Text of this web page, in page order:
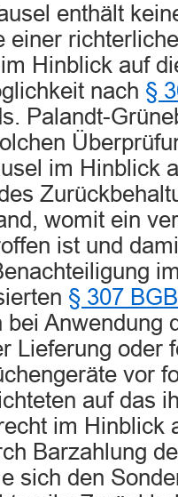
enthält
einer
Hinblick auf
nach §
Palandt-
im Hinblick
womit ein
ist und
§ 307 BGB
bei Anwendung
Lieferung oder
vor
auf das
im Hinblick
Barzahlung
sich den